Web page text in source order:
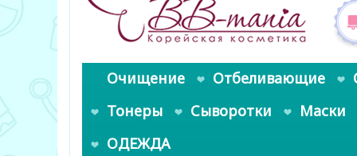
Очищение Отбеливающие
Тонеры
Сыворотки
Маски
ОДЕЖДА